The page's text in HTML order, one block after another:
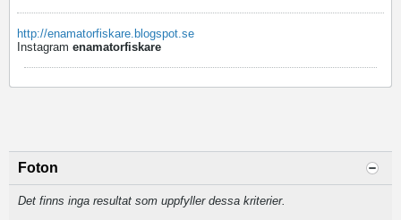
http://enamatorfiskare.blogspot.se
Instagram enamatorfiskare
Foton
Det finns inga resultat som uppfyller dessa kriterier.